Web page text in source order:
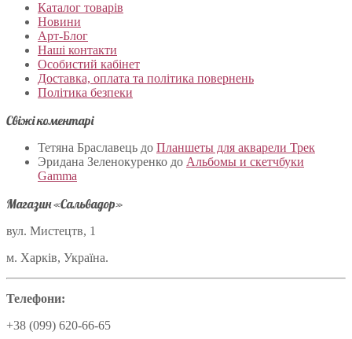
Каталог товарів
Новини
Арт-Блог
Наші контакти
Особистий кабінет
Доставка, оплата та політика повернень
Політика безпеки
Свіжі коментарі
Тетяна Браславець до Планшеты для акварели Трек
Эридана Зеленокуренко до Альбомы и скетчбуки
Gamma
Магазин «Сальвадор»
вул. Мистецтв, 1
м. Харків, Україна.
Телефони:
+38 (099) 620-66-65